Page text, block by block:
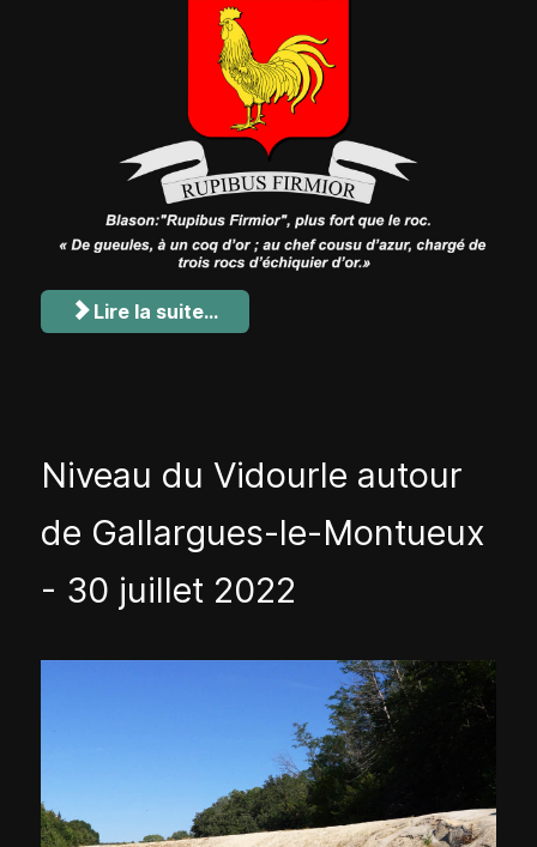
Lire la suite...
Niveau du Vidourle autour
de Gallargues-le-Montueux
- 30 juillet 2022